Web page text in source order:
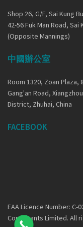
Shop 26, G/F, Sai Kung
42-56 Fuk Man Road, Sai
(Opposite Mannings)
中國辦公室
Room 1320, Zoan Plaza, 8
Gang'an Road, Xiangzhou
District, Zhuhai, China
FACEBOOK
EAA Licence Number:
Consultants Limited. All